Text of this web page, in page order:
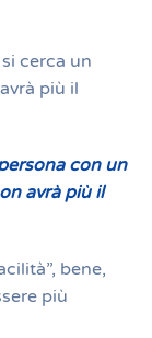
cerca un
più il
con un
avrà più il
bene,
più